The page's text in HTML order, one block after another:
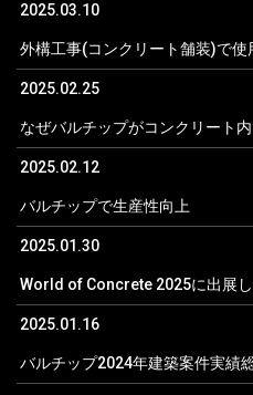
2025.03.10
外構工事(コンクリート舗装)で使
2025.02.25
なぜバルチップがコンクリート
2025.02.12
バルチップで生産性向上
2025.01.30
World of Concrete 2025に出展し
2025.01.16
バルチップ2024年建築案件実績